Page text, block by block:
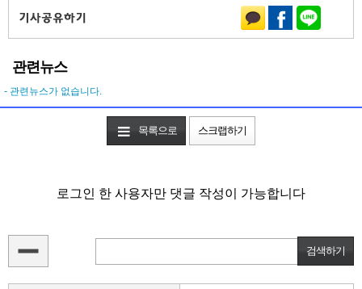
관련뉴스
- 관련뉴스가 없습니다.
목록으로 스크랩하기
로그인 한 사용자만 댓글 작성이 가능합니다